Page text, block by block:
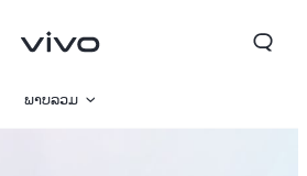
ພາບລວມ